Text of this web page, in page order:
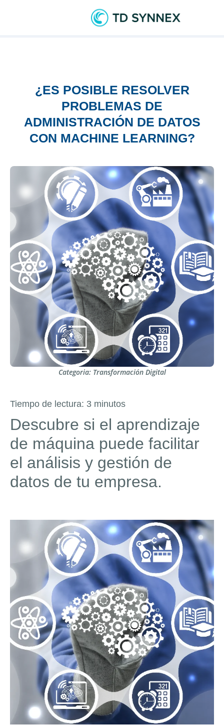
¿ES POSIBLE RESOLVER
PROBLEMAS DE
ADMINISTRACIÓN DE DATOS
CON MACHINE LEARNING?
Categoria: Transformación Digital
Tiempo de lectura: 3 minutos
Descubre si el aprendizaje
de máquina puede facilitar
el análisis y gestión de
datos de tu empresa.